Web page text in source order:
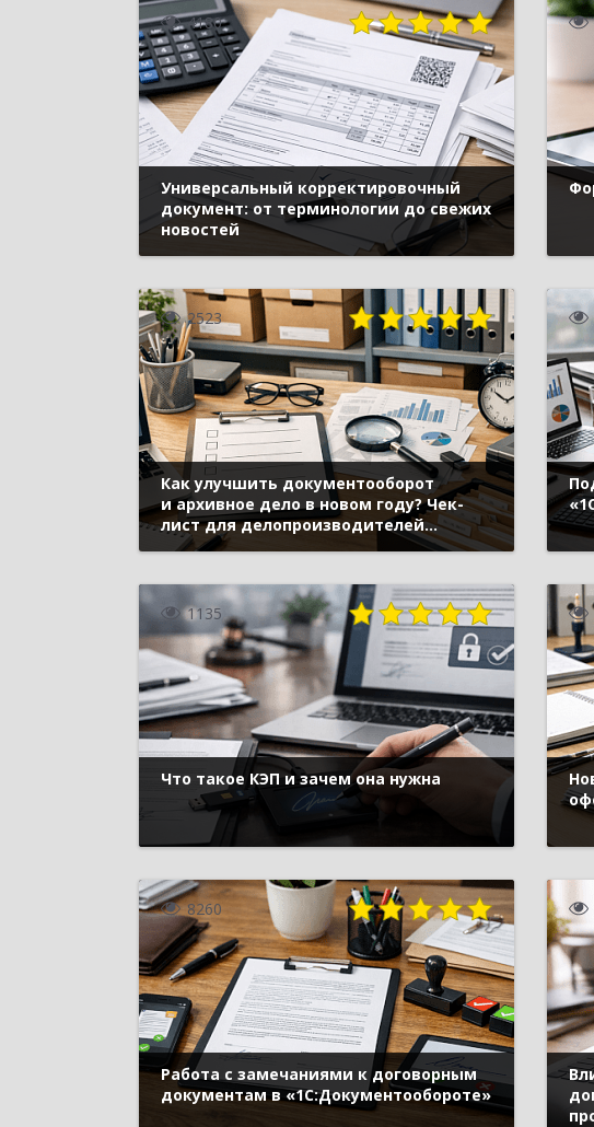
4180
Универсальный корректировочный
документ: от терминологии до свежих
новостей
2523
Как улучшить документооборот
и архивное дело в новом году? Чек-
лист для делопроизводителей
и архивистов.
1135
Что такое КЭП и зачем она нужна
8260
Работа с замечаниями к договорным
документам в «1С:Документообороте»